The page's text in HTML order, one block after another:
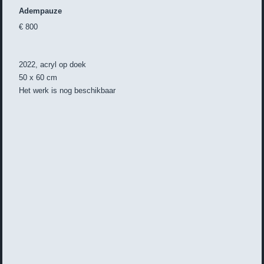
Adempauze
€ 800
2022, acryl op doek
50 x 60 cm
Het werk is nog beschikbaar